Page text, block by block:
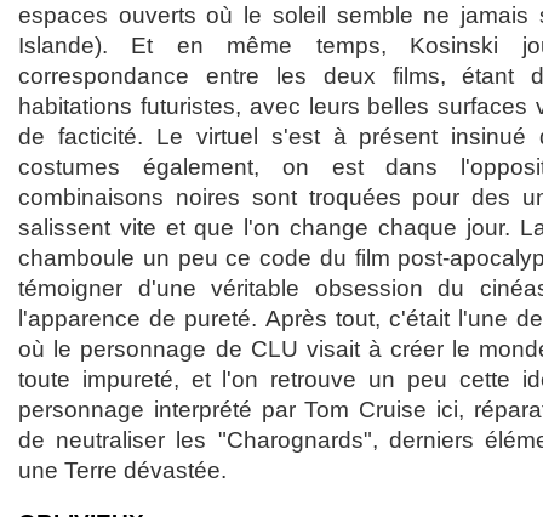
espaces ouverts où le soleil semble ne jamais
Islande). Et en même temps, Kosinski
correspondance entre les deux films, étant
habitations futuristes, avec leurs belles surfaces
de facticité. Le virtuel s'est à présent
costumes également, on est dans
combinaisons noires sont troquées pour des
salissent vite et que l'on change chaque jour.
chamboule un peu ce code du film post-
témoigner d'une véritable obsession du
l'apparence de pureté. Après tout, c'était l'une
où le personnage de CLU visait à créer le
toute impureté, et l'on retrouve un peu cette
personnage interprété par Tom Cruise ici,
de neutraliser les "Charognards", derniers
une Terre dévastée.